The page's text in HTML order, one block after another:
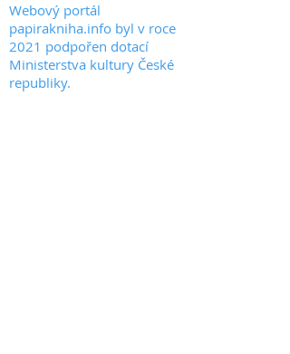
Webový portál
papirakniha.info byl v roce
2021 podpořen dotací
Ministerstva kultury České
republiky.